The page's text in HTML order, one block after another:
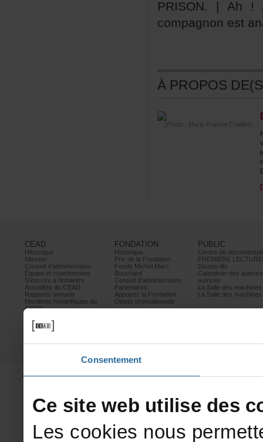
Consentement
(Photo:Marie-FranceCoallier)
CEAD
Historique
Mission
Conseild’administration
Équipeetcoordonnées
S’inscrireàl’infolettre
ActualitésduCEAD
Rapportsannuels
Membreshonorifiquesdu
CEAD
harcèlement
Politiquedeconfidentialité
Partenaires
FONDATION
Historique
PrixdelaFondation
FondsMichelMarc
Bouchard
Conseild’administration
Partenaires
AppuyezlaFondation
Objetspromotionnels
PUBLIC
PREMIÈRELECTURE
Divans-lits
autrices